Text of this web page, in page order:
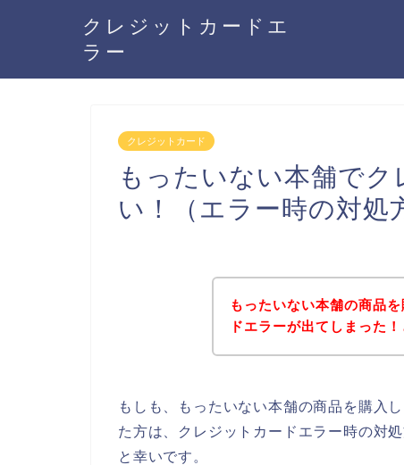
クレジットカードエ
ラー
クレジットカード
もったいない本舗で
い！（エラー時の対処
もったいない本舗の商品
ドエラーが出てしまった
もしも、もったいない本舗の商品を購入
た方は、クレジットカードエラー時の対
と幸いです。